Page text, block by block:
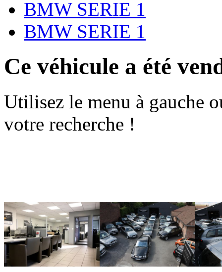
BMW SERIE 1
BMW SERIE 1
Ce véhicule a été
Utilisez le menu à gauche
votre recherche !